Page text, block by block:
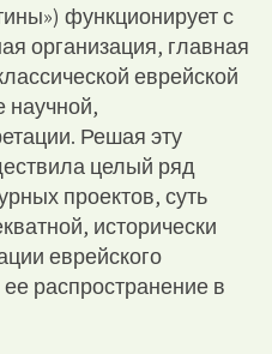
функционирует с
организация, главная
еврейской
научной,
Решая эту
целый ряд
проектов, суть
исторически
еврейского
распространение в